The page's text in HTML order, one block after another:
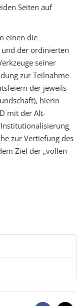
Seiten auf
einen die
und der ordinierten
seiner
zur Teilnahme
der jeweils
hierin
mit der Alt-
zur Vertiefung des
Ziel der „vollen